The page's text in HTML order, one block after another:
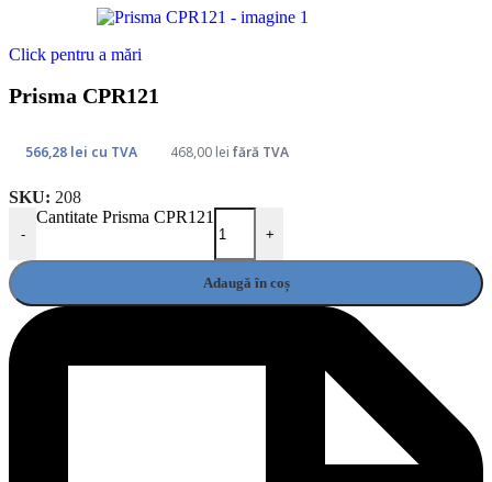
Click pentru a mări
Prisma CPR121
468,00 lei fără TVA
566,28 lei cu TVA
SKU: 208
-
Cantitate Prisma CPR121
+
Adaugă în coș